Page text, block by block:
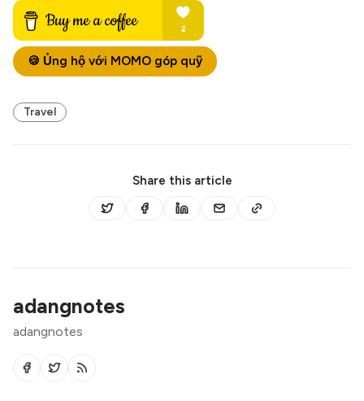
🍪 Ủng hộ với MOMO góp quỹ
Travel
Share this article
adangnotes
adangnotes